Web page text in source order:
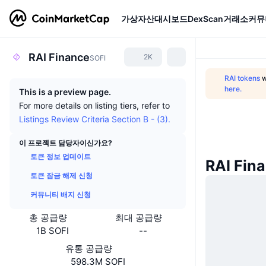
가상자산대시보드DexScan거래소커
RAI FinanceSOFI 2K
This is a preview page.
For more details on listing tiers, refer to
Listings Review Criteria Section B - (3).
이 프로젝트 담당자이신가요?
토큰 정보 업데이트
토큰 잠금 해제 신청
커뮤니티 배지 신청
총 공급량
1B SOFI
최대 공급량
--
유통 공급량
598.3M SOFI
RAI tokens
here.
RAI